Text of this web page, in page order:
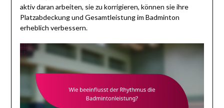
aktiv daran arbeiten, sie zu korrigieren, können sie ihre
Platzabdeckung und Gesamtleistung im Badminton
erheblich verbessern.